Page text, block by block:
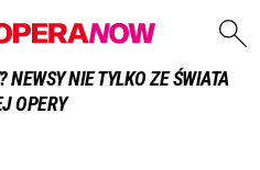
NEWSY NIE TYLKO ZE ŚWIATA
OPERY